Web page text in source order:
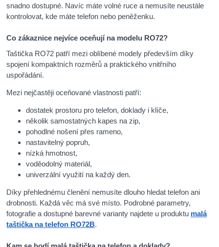
snadno dostupné. Navíc máte volné ruce a nemusíte neustále
kontrolovat, kde máte telefon nebo peněženku.
Co zákaznice nejvíce oceňují na modelu RO72?
Taštička RO72 patří mezi oblíbené modely především díky
spojení kompaktních rozměrů a praktického vnitřního
uspořádání.
Mezi nejčastěji oceňované vlastnosti patří:
dostatek prostoru pro telefon, doklady i klíče,
několik samostatných kapes na zip,
pohodlné nošení přes rameno,
nastavitelný popruh,
nízká hmotnost,
voděodolný materiál,
univerzální využití na každý den.
Díky přehlednému členění nemusíte dlouho hledat telefon ani
drobnosti. Každá věc má své místo. Podrobné parametry,
fotografie a dostupné barevné varianty najdete u produktu malá
taštička na telefon RO72B.